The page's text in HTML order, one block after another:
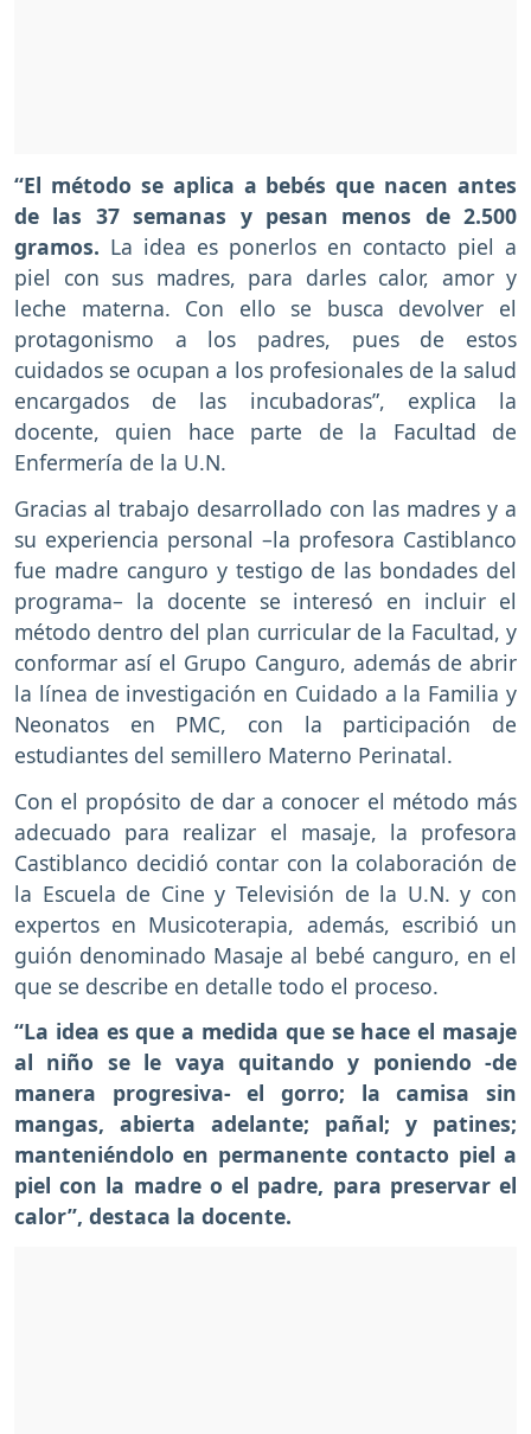
“El método se aplica a bebés que nacen antes
de las 37 semanas y pesan menos de 2.500
gramos. La idea es ponerlos en contacto piel a
piel con sus madres, para darles calor, amor y
leche materna. Con ello se busca devolver el
protagonismo a los padres, pues de estos
cuidados se ocupan a los profesionales de la salud
encargados de las incubadoras”, explica la
docente, quien hace parte de la Facultad de
Enfermería de la U.N.
Gracias al trabajo desarrollado con las madres y a
su experiencia personal –la profesora Castiblanco
fue madre canguro y testigo de las bondades del
programa– la docente se interesó en incluir el
método dentro del plan curricular de la Facultad, y
conformar así el Grupo Canguro, además de abrir
la línea de investigación en Cuidado a la Familia y
Neonatos en PMC, con la participación de
estudiantes del semillero Materno Perinatal.
Con el propósito de dar a conocer el método más
adecuado para realizar el masaje, la profesora
Castiblanco decidió contar con la colaboración de
la Escuela de Cine y Televisión de la U.N. y con
expertos en Musicoterapia, además, escribió un
guión denominado Masaje al bebé canguro, en el
que se describe en detalle todo el proceso.
“La idea es que a medida que se hace el masaje
al niño se le vaya quitando y poniendo -de
manera progresiva- el gorro; la camisa sin
mangas, abierta adelante; pañal; y patines;
manteniéndolo en permanente contacto piel a
piel con la madre o el padre, para preservar el
calor”, destaca la docente.